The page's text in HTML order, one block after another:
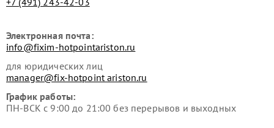
Электронная почта:
info@fixim-hotpointariston.ru
для юридических лиц
manager@fix-hotpoint ariston.ru
График работы:
ПН-ВСК с 9:00 до 21:00 без перерывов и выходных